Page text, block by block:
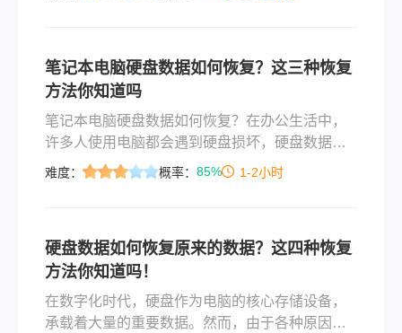
笔记本电脑硬盘数据如何恢复？这三种恢复
方法你知道吗
笔记本电脑硬盘数据如何恢复？在办公生活中，
许多人使用电脑都会遇到硬盘损坏，硬盘数据丢
失的问题，在电脑中一般有分为C盘/D盘/E盘等硬
据问题，那么我们一起来看看硬盘数据恢复的步
骤吧。
难度： 概率： 85% 1-2小时
硬盘数据如何恢复原来的数据？这四种恢复
方法你知道吗！
在数字化时代，硬盘作为电脑的核心存储设备，
承载着大量的重要数据。然而，由于各种原因，